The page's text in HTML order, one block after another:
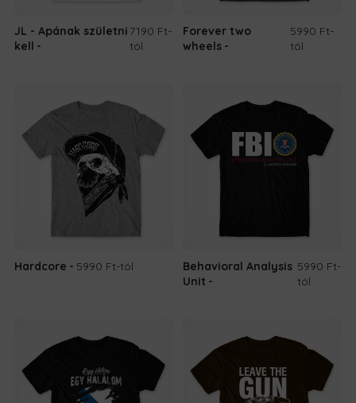
JL - Apának születni
kell
7190 Ft-
tól
Forever two
wheels
5990 Ft-
tól
Hardcore 5990 Ft-tól
Behavioral Analysis
Unit
5990 Ft-
tól